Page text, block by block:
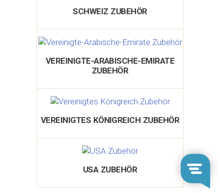
SCHWEIZ ZUBEHÖR
VEREINIGTE-ARABISCHE-EMIRATE
ZUBEHÖR
VEREINIGTES KÖNIGREICH ZUBEHÖR
USA ZUBEHÖR